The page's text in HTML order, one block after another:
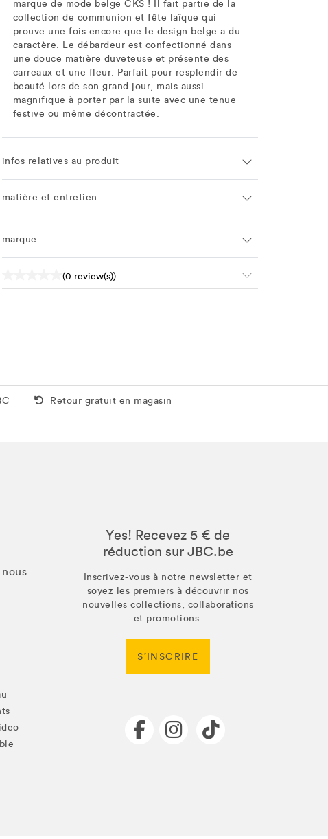
marque de mode belge CKS ! Il fait partie de la
collection de communion et fête laïque qui
prouve une fois encore que le design belge a du
caractère. Le débardeur est confectionné dans
une douce matière duveteuse et présente des
carreaux et une fleur. Parfait pour resplendir de
beauté lors de son grand jour, mais aussi
magnifique à porter par la suite avec une tenue
festive ou même décontractée.
infos relatives au produit
matière et entretien
marque
(0 review(s))
Retour gratuit aussi en magasin
Retour gratuit en magasin
Yes! Recevez 5 € de
réduction sur JBC.be
Inscrivez-vous à notre newsletter et
soyez les premiers à découvrir nos
nouvelles collections, collaborations
et promotions.
S’INSCRIRE